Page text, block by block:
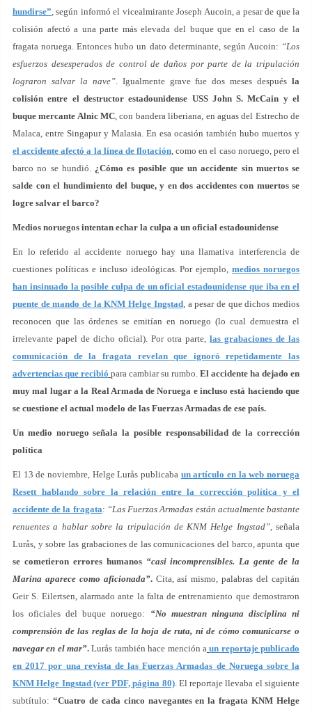
hundirse”, según informó el vicealmirante Joseph Aucoin, a pesar de que la
colisión afectó a una parte más elevada del buque que en el caso de la
fragata noruega. Entonces hubo un dato determinante, según Aucoin: “Los
esfuerzos desesperados de control de daños por parte de la tripulación
lograron salvar la nave”. Igualmente grave fue dos meses despuésla
colisión entre el destructor estadounidense USS John S. McCain y el
buque mercante Alnic MC, con bandera liberiana, en aguas del Estrecho de
Malaca, entre Singapur y Malasia. En esa ocasión también hubo muertos y
el accidente afectó a la línea de flotación, como en el caso noruego, pero el
barco no se hundió. ¿Cómo es posible que un accidente sin muertos se
salde con el hundimiento del buque, y en dos accidentes con muertos se
logre salvar el barco?
Medios noruegos intentan echar la culpa a un oficial estadounidense
En lo referido al accidente noruego hay una llamativa interferencia de
cuestiones políticas e incluso ideológicas. Por ejemplo,medios noruegos
han insinuado la posible culpa de un oficial estadounidense que iba en el
puente de mando de la KNM Helge Ingstad, a pesar de que dichos medios
reconocen que las órdenes se emitían en noruego (lo cual demuestra el
irrelevante papel de dicho oficial). Por otra parte, las grabaciones de las
comunicación de la fragata revelan que ignoró repetidamente las
advertencias que recibió para cambiar su rumbo. El accidente ha dejado en
muy mal lugar a la Real Armada de Noruega e incluso está haciendo que
se cuestione el actual modelo de las Fuerzas Armadas de ese país.
Un medio noruego señala la posible responsabilidad de la corrección
política
El 13 de noviembre, Helge Lurås publicaba un artículo en la web noruega
Resett hablando sobre la relación entre la corrección política y el
accidente de la fragata: “Las Fuerzas Armadas están actualmente bastante
renuentes a hablar sobre la tripulación de KNM Helge Ingstad”, señala
Lurås, y sobre las grabaciones de las comunicaciones del barco, apunta que
se cometieron errores humanos “casi incomprensibles. La gente de la
Marina aparece como aficionada”.Cita, así mismo, palabras del capitán
Geir S. Eilertsen, alarmado ante la falta de entrenamiento que demostraron
los oficiales del buque noruego: “No muestran ninguna disciplina ni
comprensión de las reglas de la hoja de ruta, ni de cómo comunicarse o
navegar en el mar”. Lurås también hace mención a un reportaje publicado
en 2017 por una revista de las Fuerzas Armadas de Noruega sobre la
KNM Helge Ingstad (ver PDF, página 80). El reportaje llevaba el siguiente
subtítulo: “Cuatro de cada cinco navegantes en la fragata KNM Helge